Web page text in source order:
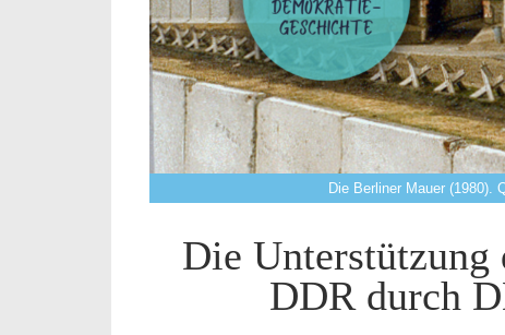
Die Berliner Mauer (1980).
Die
DDR durch